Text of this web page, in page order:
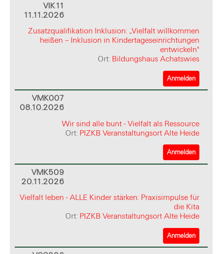
VIK11
11.11.2026
Zusatzqualifikation Inklusion: „Vielfalt willkommen
heißen – Inklusion in Kindertageseinrichtungen
entwickeln"
Ort: Bildungshaus Achatswies
Anmelden
VMK007
08.10.2026
Wir sind alle bunt - Vielfalt als Ressource
Ort: PIZKB Veranstaltungsort Alte Heide
Anmelden
VMK509
20.11.2026
Vielfalt leben - ALLE Kinder stärken: Praxisimpulse für
die Kita
Ort: PIZKB Veranstaltungsort Alte Heide
Anmelden